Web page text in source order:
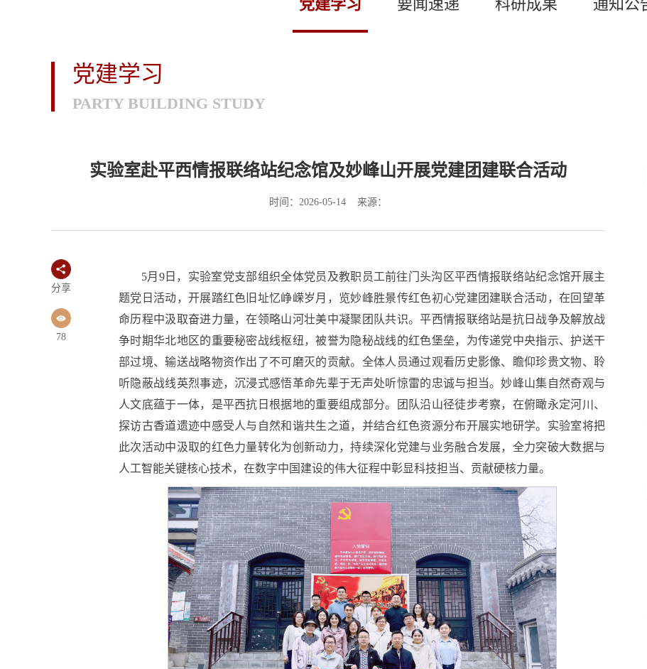
党建学习 要闻速递 科研成果 通知公
党建学习
PARTY BUILDING STUDY
实验室赴平西情报联络站纪念馆及妙峰山开展党建团建联合活动
时间：2026-05-14 来源：
分享
78
5月9日，实验室党支部组织全体党员及教职员工前往门头沟区平西情报联络站纪念馆开展主
题党日活动，开展踏红色旧址忆峥嵘岁月，览妙峰胜景传红色初心党建团建联合活动，在回望革
命历程中汲取奋进力量，在领略山河壮美中凝聚团队共识。平西情报联络站是抗日战争及解放战
争时期华北地区的重要秘密战线枢纽，被誉为隐秘战线的红色堡垒，为传递党中央指示、护送干
部过境、输送战略物资作出了不可磨灭的贡献。全体人员通过观看历史影像、瞻仰珍贵文物、聆
听隐蔽战线英烈事迹，沉浸式感悟革命先辈于无声处听惊雷的忠诚与担当。妙峰山集自然奇观与
人文底蕴于一体，是平西抗日根据地的重要组成部分。团队沿山径徒步考察，在俯瞰永定河川、
探访古香道遗迹中感受人与自然和谐共生之道，并结合红色资源分布开展实地研学。实验室将把
此次活动中汲取的红色力量转化为创新动力，持续深化党建与业务融合发展，全力突破大数据与
人工智能关键核心技术，在数字中国建设的伟大征程中彰显科技担当、贡献硬核力量。